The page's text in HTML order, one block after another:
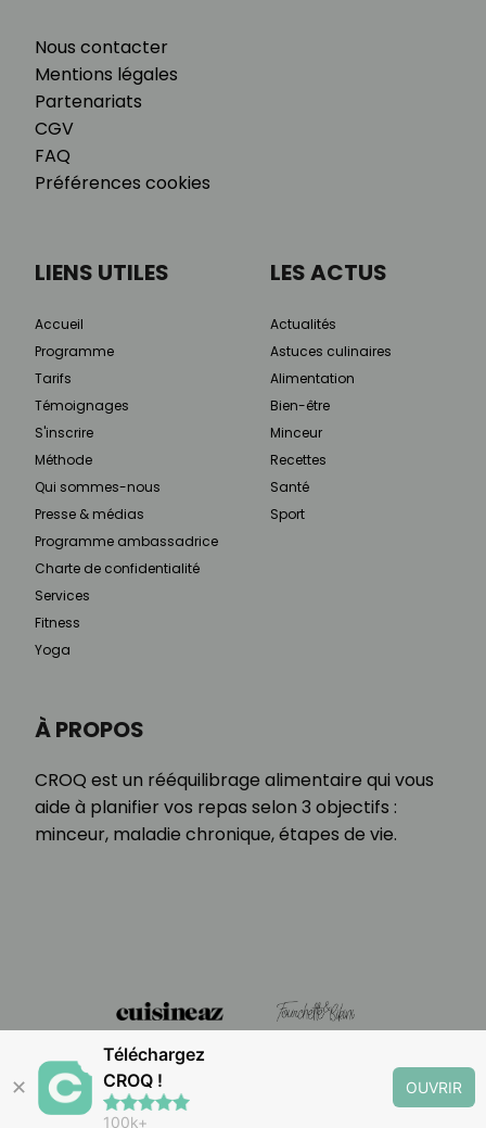
Nous contacter
Mentions légales
Partenariats
CGV
FAQ
Préférences cookies
À PROPOS
CROQ est un rééquilibrage alimentaire qui vous
aide à planifier vos repas selon 3 objectifs :
minceur, maladie chronique, étapes de vie.
LIENS UTILES
Accueil
Programme
Tarifs
Témoignages
S'inscrire
Méthode
Qui sommes-nous
Presse & médias
Programme ambassadrice
Charte de confidentialité
Services
Fitness
Yoga
LES ACTUS
Actualités
Astuces culinaires
Alimentation
Bien-être
Minceur
Recettes
Santé
Sport
✕
Téléchargez
CROQ !
100k+
OUVRIR